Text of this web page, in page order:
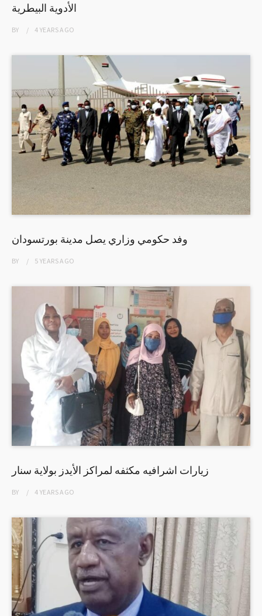
الأدوية البيطرية
BY 4 YEARSAGO
وفد حكومي وزاري يصل مدينة بورتسودان
BY 5 YEARSAGO
زيارات اشرافيه مكثفه لمراكز الأيدز بولاية سنار
BY 4 YEARSAGO